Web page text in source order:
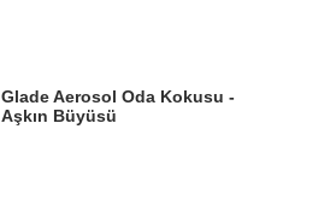
Glade Aerosol Oda Kokusu -
Aşkın Büyüsü